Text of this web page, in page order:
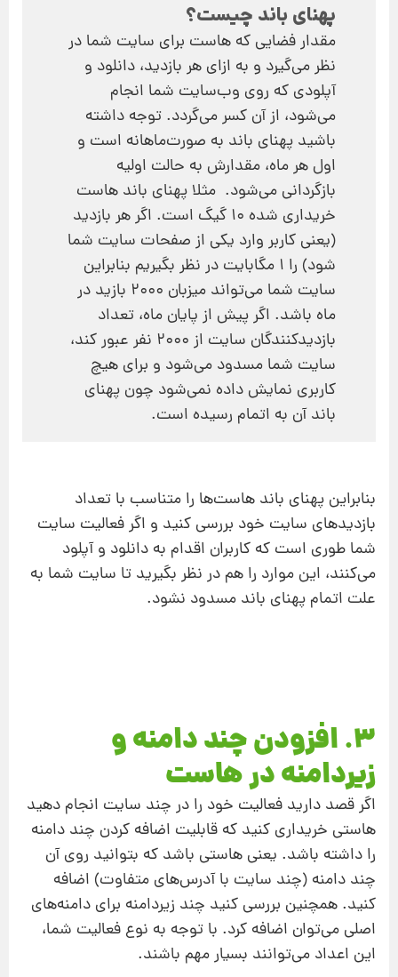
پهنای باند چیست؟
مقدار فضایی که هاست برای سایت شما در
نظر می‌گیرد و به ازای هر بازدید، دانلود و
آپلودی که روی وب‌سایت شما انجام
می‌شود، از آن کسر می‌گردد. توجه داشته
باشید پهنای باند به صورت‌ماهانه است و
اول هر ماه، مقدارش به حالت اولیه
بازگردانی می‌شود. مثلا پهنای باند هاست
خریداری شده 10 گیگ است. اگر هر بازدید
(یعنی کاربر وارد یکی از صفحات سایت شما
شود) را 1 مگابایت در نظر بگیریم بنابراین
سایت شما می‌تواند میزبان 2000 بازید در
ماه باشد. اگر پیش از پایان ماه، تعداد
بازدیدکنندگان سایت از 2000 نفر عبور کند،
سایت شما مسدود می‌شود و برای هیچ
کاربری نمایش داده نمی‌شود چون پهنای
باند آن به اتمام رسیده است.
بنابراین پهنای باند هاست‌ها را متناسب با تعداد
بازدیدهای سایت خود بررسی کنید و اگر فعالیت سایت
شما طوری است که کاربران اقدام به دانلود و آپلود
می‌کنند، این موارد را هم در نظر بگیرید تا سایت شما به
علت اتمام پهنای باند مسدود نشود.
3. افزودن چند دامنه و
زیردامنه در هاست
اگر قصد دارید فعالیت خود را در چند سایت انجام دهید
هاستی خریداری کنید که قابلیت اضافه کردن چند دامنه
را داشته باشد. یعنی هاستی باشد که بتوانید روی آن
چند دامنه (چند سایت با آدرس‌های متفاوت) اضافه
کنید. همچنین بررسی کنید چند زیردامنه برای دامنه‌های
اصلی می‌توان اضافه کرد. با توجه به نوع فعالیت شما،
این اعداد می‌توانند بسیار مهم باشند.